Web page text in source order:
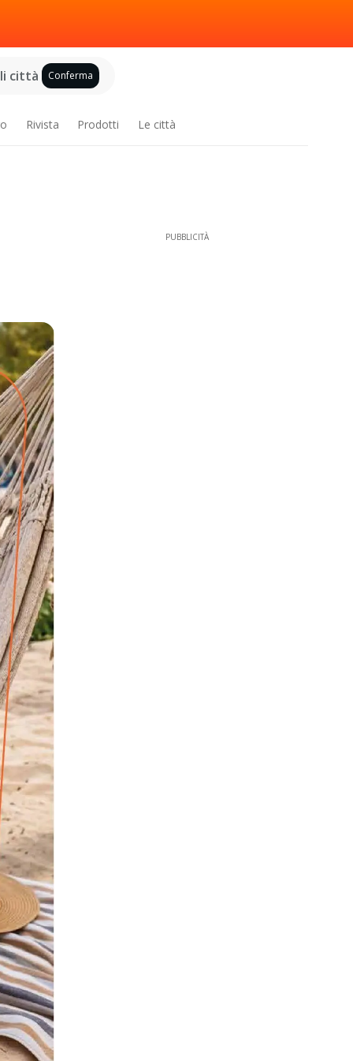
città Conferma
Rivista Prodotti Le città
PUBBLICITÀ